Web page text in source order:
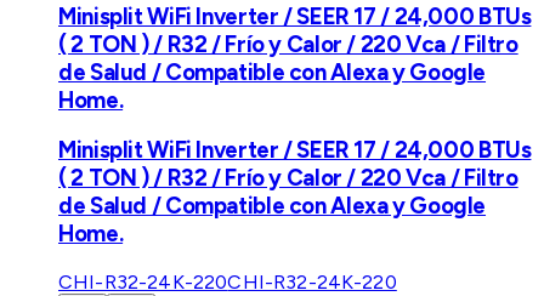
Minisplit WiFi Inverter / SEER 17 / 24,000 BTUs
( 2 TON ) / R32 / Frío y Calor / 220 Vca / Filtro
de Salud / Compatible con Alexa y Google
Home.
Minisplit WiFi Inverter / SEER 17 / 24,000 BTUs
( 2 TON ) / R32 / Frío y Calor / 220 Vca / Filtro
de Salud / Compatible con Alexa y Google
Home.
CHI-R32-24K-220CHI-R32-24K-220